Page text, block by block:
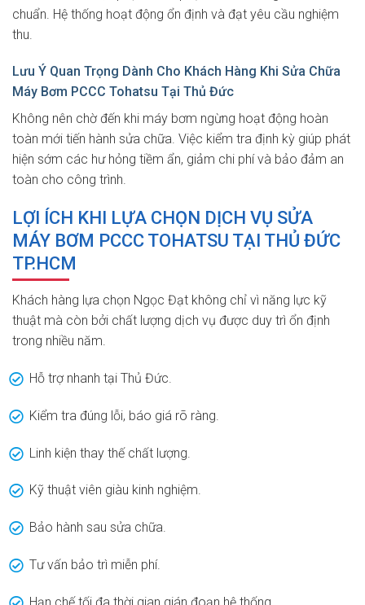
chuẩn. Hệ thống hoạt động ổn định và đạt yêu cầu nghiệm
thu.
Lưu Ý Quan Trọng Dành Cho Khách Hàng Khi Sửa Chữa
Máy Bơm PCCC Tohatsu Tại Thủ Đức
Không nên chờ đến khi máy bơm ngừng hoạt động hoàn
toàn mới tiến hành sửa chữa. Việc kiểm tra định kỳ giúp phát
hiện sớm các hư hỏng tiềm ẩn, giảm chi phí và bảo đảm an
toàn cho công trình.
LỢI ÍCH KHI LỰA CHỌN DỊCH VỤ SỬA
MÁY BƠM PCCC TOHATSU TẠI THỦ ĐỨC
TP.HCM
Khách hàng lựa chọn Ngọc Đạt không chỉ vì năng lực kỹ
thuật mà còn bởi chất lượng dịch vụ được duy trì ổn định
trong nhiều năm.
Hỗ trợ nhanh tại Thủ Đức.
Kiểm tra đúng lỗi, báo giá rõ ràng.
Linh kiện thay thế chất lượng.
Kỹ thuật viên giàu kinh nghiệm.
Bảo hành sau sửa chữa.
Tư vấn bảo trì miễn phí.